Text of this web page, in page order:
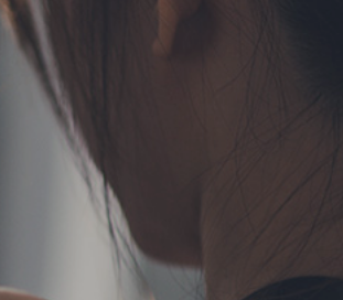
METHOD
PRICE
FAQ
FLOW
AGLAIA Blog